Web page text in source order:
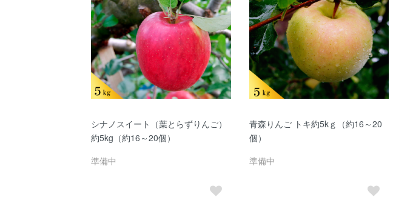
シナノスイート（葉とらずりんご）
約5kg（約16～20個）
準備中
青森りんご トキ約5kｇ（約16～20
個）
準備中